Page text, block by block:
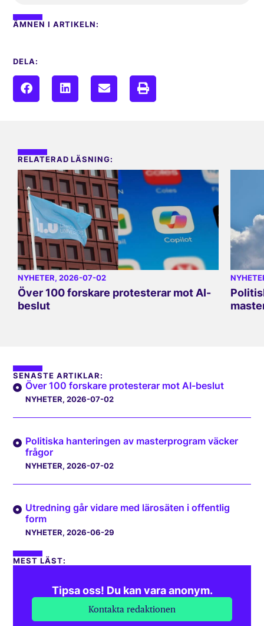
ÄMNEN I ARTIKELN:
DELA:
RELATERAD LÄSNING:
NYHETER, 2026-07-02
Över 100 forskare protesterar mot AI-
beslut
SENASTE ARTIKLAR:
Över 100 forskare protesterar mot AI-beslut
NYHETER, 2026-07-02
Politiska hanteringen av masterprogram väcker
frågor
NYHETER, 2026-07-02
Utredning går vidare med lärosäten i offentlig
form
NYHETER, 2026-06-29
MEST LÄST:
Tipsa oss! Du kan vara anonym.
Kontakta redaktionen